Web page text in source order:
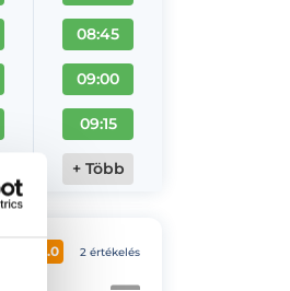
08:45
09:00
09:15
+ Több
5.0 2 értékelés